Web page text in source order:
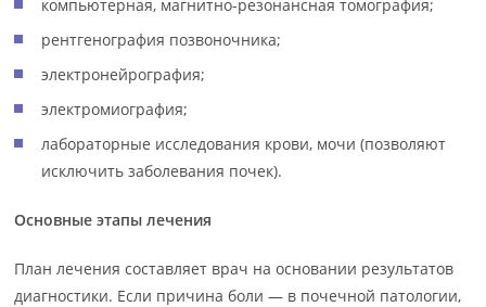
компьютерная, магнитно-резонансная томография;
рентгенография позвоночника;
электронейрография;
электромиография;
лабораторные исследования крови, мочи (позволяют
исключить заболевания почек).
Основные этапы лечения
План лечения составляет врач на основании результатов
диагностики. Если причина боли — в почечной патологии,